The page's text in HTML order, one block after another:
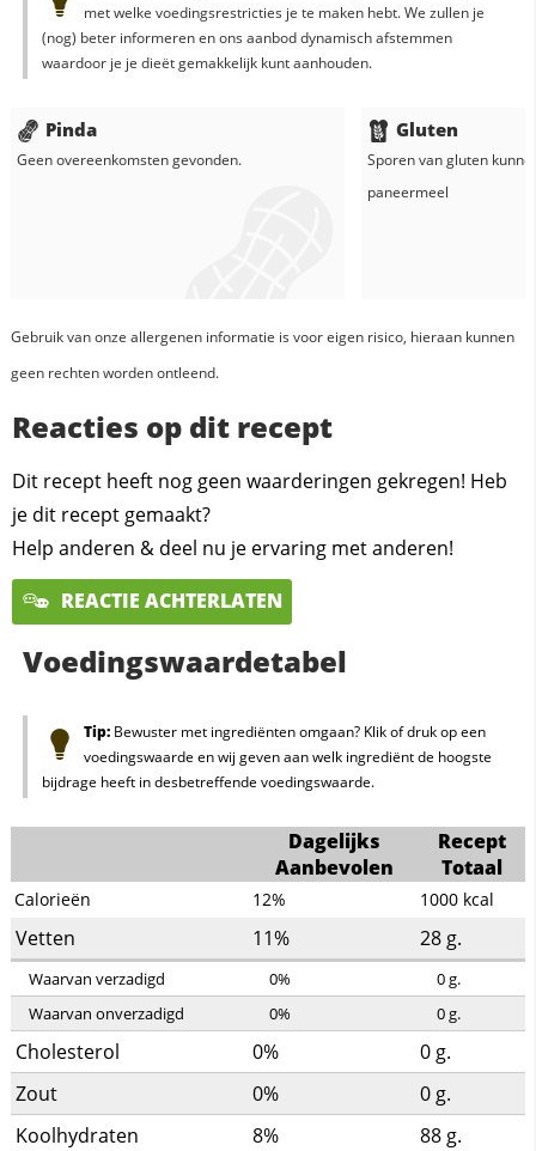
met welke voedingsrestricties je te maken hebt. We zullen je
(nog) beter informeren en ons aanbod dynamisch afstemmen
waardoor je je dieët gemakkelijk kunt aanhouden.
Pinda
Geen overeenkomsten gevonden.
Gluten
Sporen van gluten
paneermeel
Gebruik van onze allergenen informatie is voor eigen risico, hieraan kunnen
geen rechten worden ontleend.
Reacties op dit recept
Dit recept heeft nog geen waarderingen gekregen! Heb
je dit recept gemaakt?
Help anderen & deel nu je ervaring met anderen!
REACTIE ACHTERLATEN
Voedingswaardetabel
Tip:Bewuster met ingrediënten omgaan? Klik of druk op een
voedingswaarde en wij geven aan welk ingrediënt de hoogste
bijdrage heeft in desbetreffende voedingswaarde.
Dagelijks
Aanbevolen
Recept
Totaal
Calorieën 12% 1000 kcal
Vetten 11% 28 g.
Waarvan verzadigd 0% 0g.
Waarvan onverzadigd
0% 0g.
Cholesterol 0% 0 g.
Zout
0% 0 g.
Koolhydraten
8% 88 g.